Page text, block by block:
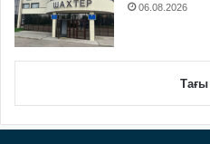
06.08.2026